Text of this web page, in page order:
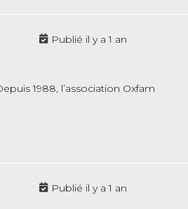
Publié il y a 1 an
1988, l’association Oxfam
Publié il y a 1 an